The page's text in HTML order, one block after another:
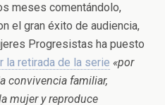
meses comentándolo,
el gran éxito de audiencia,
Progresistas ha puesto
la retirada de la serie «por
convivencia familiar,
mujer y reproduce